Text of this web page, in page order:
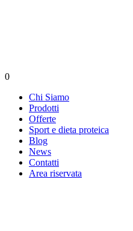
0
Chi Siamo
Prodotti
Offerte
Sport e dieta proteica
Blog
News
Contatti
Area riservata